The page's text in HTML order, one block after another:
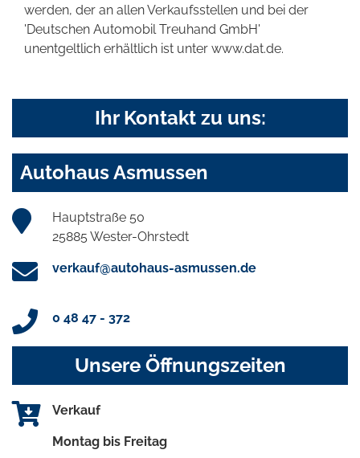
werden, der an allen Verkaufsstellen und bei der
'Deutschen Automobil Treuhand GmbH'
unentgeltlich erhältlich ist unter www.dat.de.
Ihr Kontakt zu uns:
Autohaus Asmussen
Hauptstraße 50
25885 Wester-Ohrstedt
verkauf@autohaus-asmussen.de
0 48 47 - 372
Unsere Öffnungszeiten
Verkauf
Montag bis Freitag